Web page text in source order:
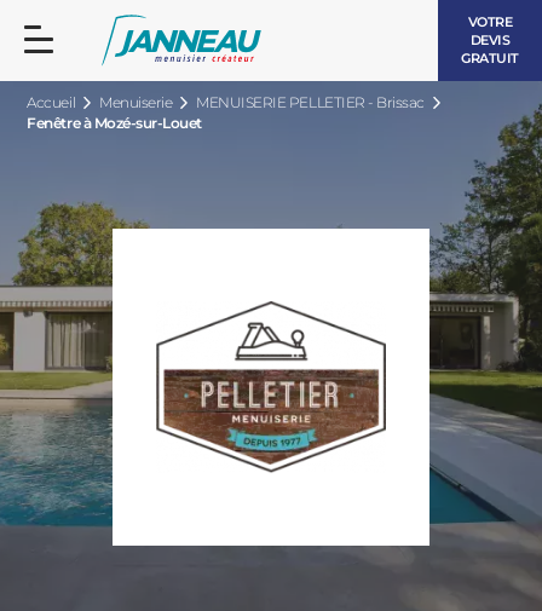
VOTRE
DEVIS
GRATUIT
Accueil Menuiserie
MENUISERIE PELLETIER - Brissac
Fenêtre à Mozé-sur-Louet
FENÊTRES ET PORTES-FENÊTRES
BOIS
BAIES VITRÉES
PORTES D’ENTRÉE
LES CONTEMPORAINES
LES INTEMPORELLES
LES LUMINEUSES
VOLETS ROULANTS
PERGOLAS